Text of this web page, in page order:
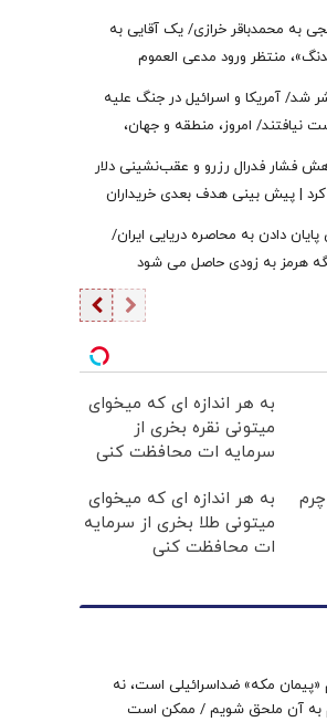
به محمدباقر خرازی/ یک آقایی به
منتظر ورود مدعی العموم
قوا توهین کند مگر طبق قانون
شد/ آمریکا و اسرائیل در جنگ علیه
نیافتند/ امروز، منطقه و جهان،
با کاهش فشار فدرال رزرو و عقب‌نشینی دلار
کرد | پیش بینی هدف بعدی خریداران
دادن به محاصره دریایی ایران/
هرمز به زودی حاصل می شود
به هر اندازه ای که میخوای
میتونی نقره بخری از
سرمایه ات محافظت کنی
به هر اندازه ای که میخوای
میتونی طلا بخری از سرمایه
ات محافظت کنی
«پیمان مکه» ضداسرائیلی است، نه
به آن ملحق شویم / ممکن است